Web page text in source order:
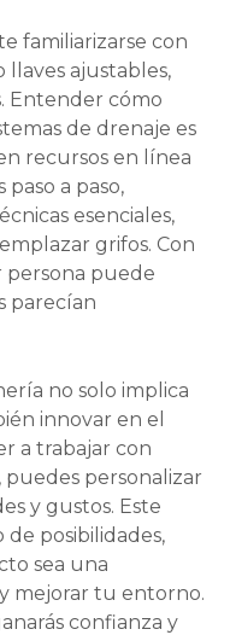
familiarizarse con
llaves ajustables,
Entender cómo
de drenaje es
recursos en línea
a paso,
esenciales,
grifos. Con
persona puede
parecían
no solo implica
innovar en el
a trabajar con
puedes personalizar
y gustos. Este
posibilidades,
sea una
mejorar tu entorno.
confianza y